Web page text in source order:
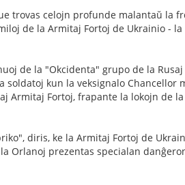
trovas celojn profunde malantaŭ la
de la Armitaj Fortoj de Ukrainio - la
de la "Okcidenta" grupo de la
soldatoj kun la veksignalo Chancellor
Armitaj Fortoj, frapante la lokojn de
diris, ke la Armitaj Fortoj de
Orlanoj prezentas specialan